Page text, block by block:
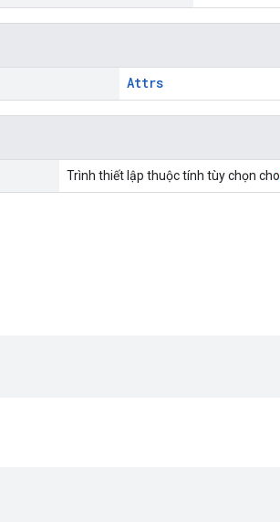
Attrs
Trình thiết lập thuộc tính tùy chọn cho